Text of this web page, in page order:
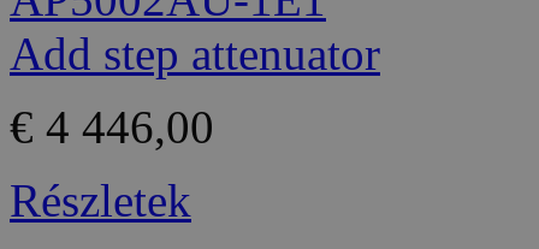
€ 4 446,00
Részletek